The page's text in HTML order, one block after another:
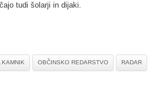
tudi šolarji in dijaki.
KAMNIK OBČINSKO REDARSTVO RADAR